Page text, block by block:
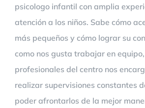
psicologo infantil con amplia
atención a los niños. Sabe cómo
más pequeños y cómo lograr su
como nos gusta trabajar en
profesionales del centro nos
realizar supervisiones constantes
poder afrontarlos de la mejor